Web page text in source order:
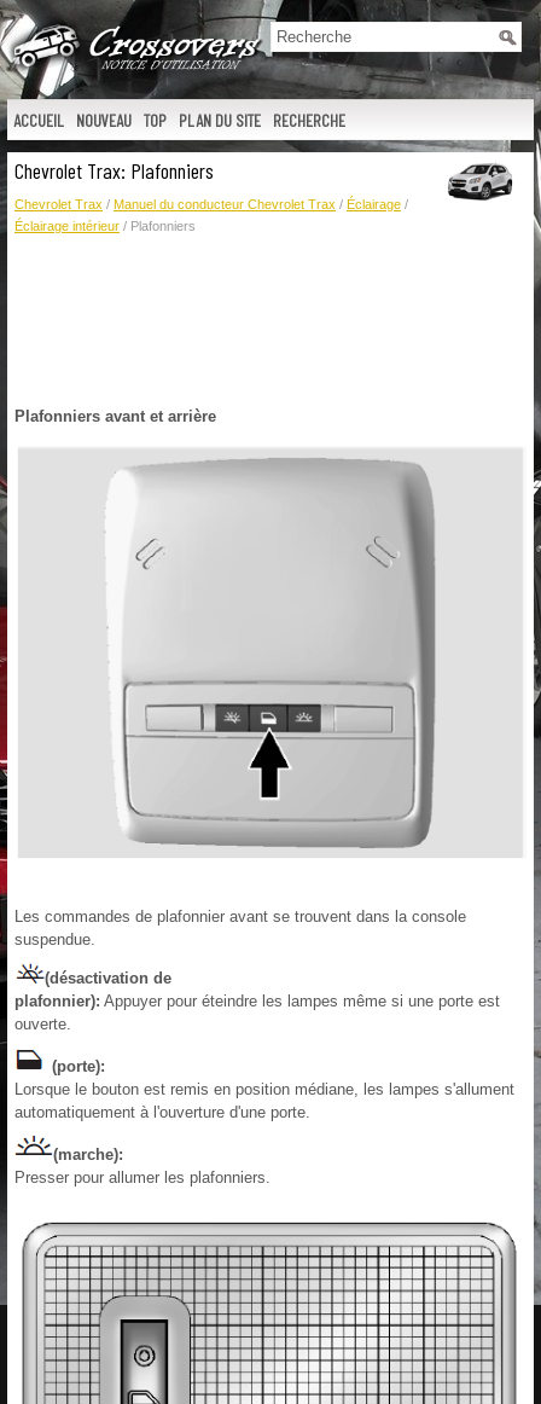
ACCUEIL NOUVEAU TOP PLAN DU SITE RECHERCHE
Chevrolet Trax: Plafonniers
Chevrolet Trax / Manuel du conducteur Chevrolet Trax / Éclairage /
Éclairage intérieur / Plafonniers
Plafonniers avant et arrière
Les commandes de plafonnier avant se trouvent dans la console
suspendue.
(désactivation de
plafonnier): Appuyer pour éteindre les lampes même si une porte est
ouverte.
(porte):
Lorsque le bouton est remis en position médiane, les lampes s'allument
automatiquement à l'ouverture d'une porte.
(marche):
Presser pour allumer les plafonniers.